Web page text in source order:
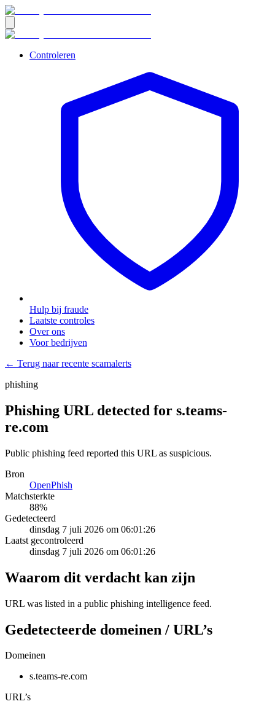
Controleren
Hulp bij fraude
Laatste controles
Over ons
Voor bedrijven
← Terug naar recente scamalerts
phishing
Phishing URL detected for s.teams-
re.com
Public phishing feed reported this URL as suspicious.
Bron
OpenPhish
Matchsterkte
88%
Gedetecteerd
dinsdag 7 juli 2026 om 06:01:26
Laatst gecontroleerd
dinsdag 7 juli 2026 om 06:01:26
Waarom dit verdacht kan zijn
URL was listed in a public phishing intelligence feed.
Gedetecteerde domeinen / URL’s
Domeinen
s.teams-re.com
URL’s